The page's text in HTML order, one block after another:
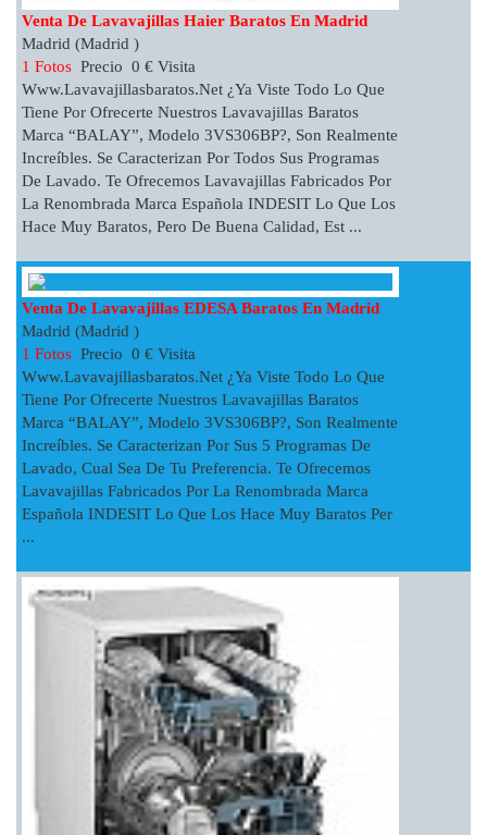
Venta De Lavavajillas Haier Baratos En Madrid
Madrid (Madrid )
1 Fotos Precio 0 € Visita
Www.lavavajillasbaratos.net ¿Ya Viste Todo Lo Que
Tiene Por Ofrecerte Nuestros Lavavajillas Baratos
Marca “BALAY”, Modelo 3VS306BP?, Son Realmente
Increíbles. Se Caracterizan Por Todos Sus Programas
De Lavado. Te Ofrecemos Lavavajillas Fabricados Por
La Renombrada Marca Española INDESIT Lo Que Los
Hace Muy Baratos, Pero De Buena Calidad, Est ...
Venta De Lavavajillas EDESA Baratos En Madrid
Madrid (Madrid )
1 Fotos Precio 0 € Visita
Www.lavavajillasbaratos.net ¿Ya Viste Todo Lo Que
Tiene Por Ofrecerte Nuestros Lavavajillas Baratos
Marca “BALAY”, Modelo 3VS306BP?, Son Realmente
Increíbles. Se Caracterizan Por Sus 5 Programas De
Lavado, Cual Sea De Tu Preferencia. Te Ofrecemos
Lavavajillas Fabricados Por La Renombrada Marca
Española INDESIT Lo Que Los Hace Muy Baratos Per
...